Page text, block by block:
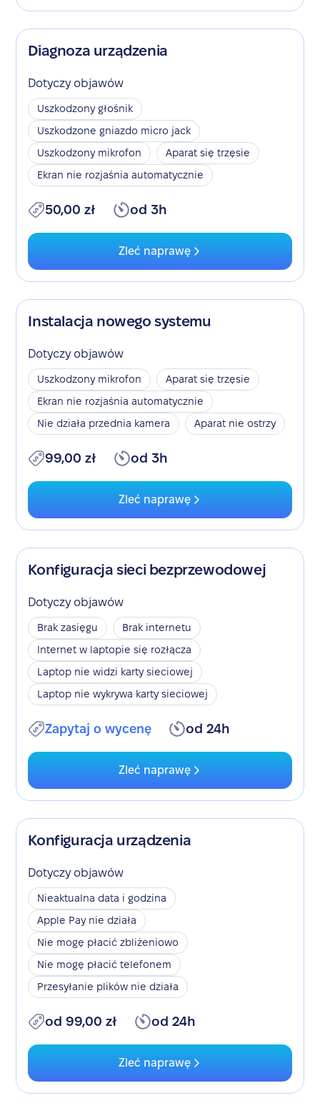
Diagnoza urządzenia
Dotyczy objawów
Uszkodzony głośnik
Uszkodzone gniazdo micro jack
Uszkodzony mikrofon
Aparat się trzęsie
Ekran nie rozjaśnia automatycznie
50,00 zł od 3h
Zleć naprawę
Instalacja nowego systemu
Dotyczy objawów
Uszkodzony mikrofon
Aparat się trzęsie
Ekran nie rozjaśnia automatycznie
Nie działa przednia kamera
Aparat nie ostrzy
99,00 zł od 3h
Zleć naprawę
Konfiguracja sieci bezprzewodowej
Dotyczy objawów
Brak zasięgu
Brak internetu
Internet w laptopie się rozłącza
Laptop nie widzi karty sieciowej
Laptop nie wykrywa karty sieciowej
Zapytaj o wycenę od 24h
Zleć naprawę
Konfiguracja urządzenia
Dotyczy objawów
Nieaktualna data i godzina
Apple Pay nie działa
Nie mogę płacić zbliżeniowo
Nie mogę płacić telefonem
Przesyłanie plików nie działa
od 99,00 zł od 24h
Zleć naprawę